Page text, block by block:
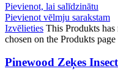
Pievienot, lai salīdzinātu
Pievienot vēlmju sarakstam
Izvēlieties This Produkts
chosen on the Produkts page
Pinewood Zeķes